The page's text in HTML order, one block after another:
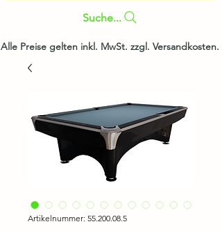
Suche...
Alle Preise gelten inkl. MwSt. zzgl. Versandkosten.
Artikelnummer: 55.200.08.5